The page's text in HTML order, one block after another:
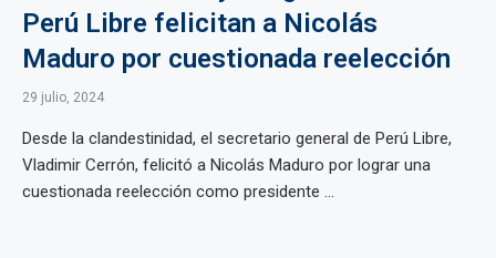
Perú Libre felicitan a Nicolás
Maduro por cuestionada reelección
29 julio, 2024
Desde la clandestinidad, el secretario general de Perú Libre,
Vladimir Cerrón, felicitó a Nicolás Maduro por lograr una
cuestionada reelección como presidente ...